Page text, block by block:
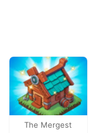
The Mergest